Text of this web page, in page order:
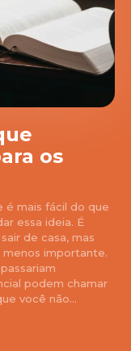
os
é mais fácil do que
essa ideia. É
de casa, mas
menos importante.
podem chamar
você não...